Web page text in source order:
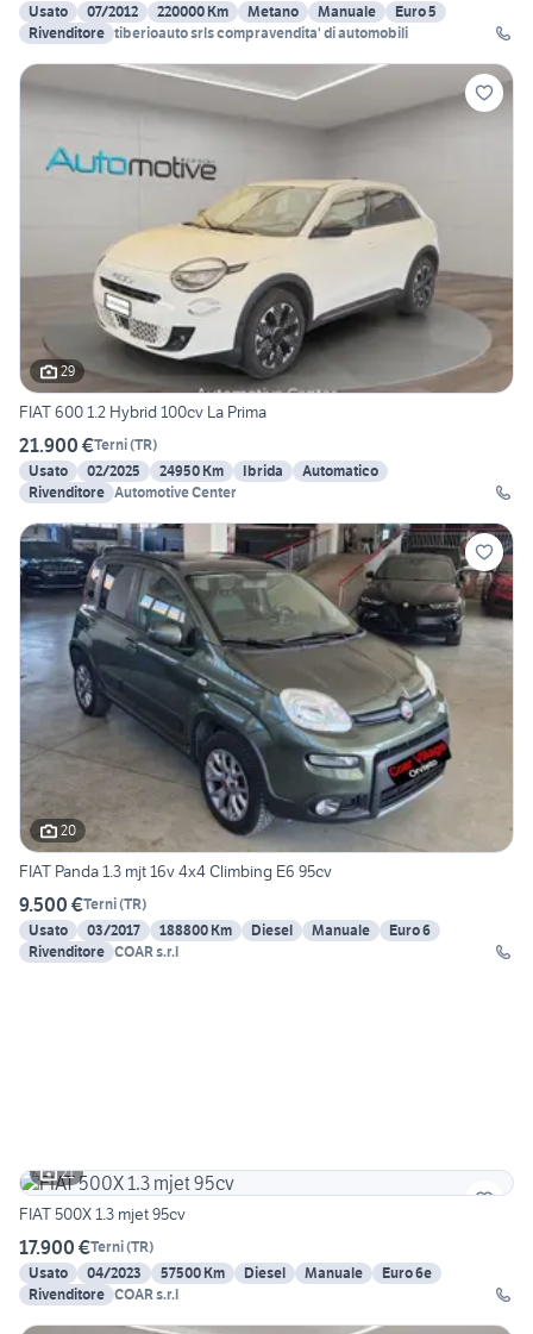
Usato
07/2012 220000 Km Metano Manuale
Euro 5
Rivenditore tiberioauto srls compravendita' di automobili
29
FIAT 600 1.2 Hybrid 100cv La Prima
21.900 €Terni(TR)
Usato
02/2025 24950 Km Ibrida
Automatico
Rivenditore Automotive Center
20
FIAT Panda 1.3 mjt 16v 4x4 Climbing E6 95cv
9.500 €Terni(TR)
Usato
03/2017 188800 Km Diesel Manuale
Euro 6
Rivenditore COAR s.r.l
21
FIAT 500X 1.3 mjet 95cv
17.900 €Terni(TR)
Usato
04/2023 57500 Km Diesel Manuale
Euro 6e
Rivenditore COAR s.r.l